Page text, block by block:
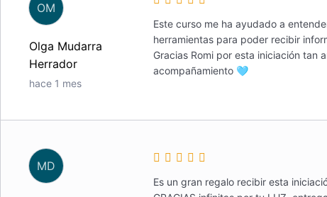
OM
Olga Mudarra
Herrador
hace 1 mes
Este curso me ha ayudado a
herramientas para poder recibir
Gracias Romi por esta iniciación tan
acompañamiento 🩵
MD
Es un gran regalo recibir esta